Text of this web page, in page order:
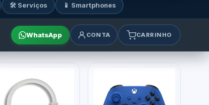
🛠️ Serviços 📱 Smartphones
WhatsApp CONTA CARRINHO
acessórios